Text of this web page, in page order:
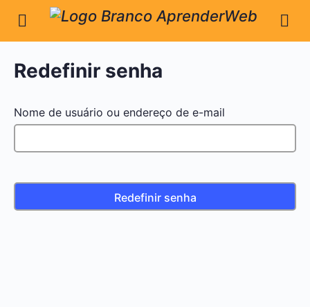
Redefinir senha
Nome de usuário ou endereço de e-mail